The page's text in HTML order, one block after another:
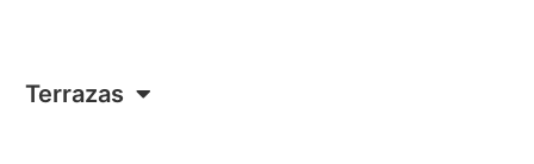
Terrazas